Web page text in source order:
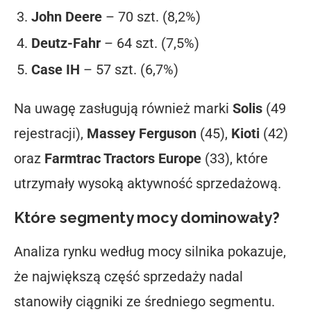
John Deere – 70 szt. (8,2%)
Deutz-Fahr – 64 szt. (7,5%)
Case IH – 57 szt. (6,7%)
Na uwagę zasługują również marki Solis (49
rejestracji), Massey Ferguson (45), Kioti (42)
oraz Farmtrac Tractors Europe (33), które
utrzymały wysoką aktywność sprzedażową.
Które segmenty mocy dominowały?
Analiza rynku według mocy silnika pokazuje,
że największą część sprzedaży nadal
stanowiły ciągniki ze średniego segmentu.